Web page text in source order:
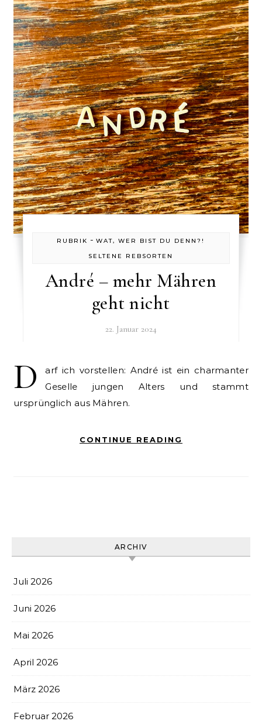
RUBRIK -WAT, WER BIST DU DENN?!
SELTENE REBSORTEN
André – mehr Mähren
geht nicht
22. Januar 2024
D
arf ich vorstellen: André ist ein charmanter
Geselle jungen Alters und stammt
ursprünglich aus Mähren.
CONTINUE READING
ARCHIV
Juli 2026
Juni 2026
Mai 2026
April 2026
März 2026
Februar 2026